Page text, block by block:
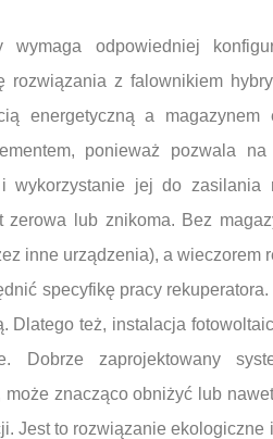
wymaga odpowiedniej
rozwiązania z falownikiem
energetyczną a
ponieważ pozwala
jej do zasilania
lub znikoma. Bez
inne urządzenia), a wieczorem
specyfikę pracy
Dlatego też, instalacja
Dobrze zaprojektowany
może znacząco obniżyć lub
Jest to rozwiązanie